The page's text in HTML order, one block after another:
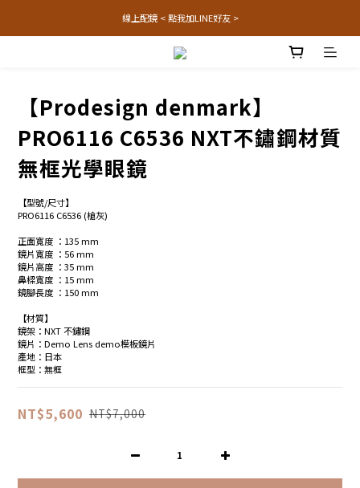
線上配鏡 < 點我加LINE好友 >
【Prodesign denmark】
PRO6116 C6536 NXT不鏽鋼材質
無框光學眼鏡
【型號/尺寸】
PRO6116 C6536 (槍灰)
正面寬度 ：135 mm
鏡片寬度 ：56 mm
鏡片高度 ：35 mm
鼻樑寬度 ：15 mm
鏡腳長度 ：150 mm
【材質】
鏡架：NXT 不鏽鋼
鏡片：Demo Lens demo模板鏡片
產地：日本
框型：無框
NT$5,600 NT$7,000